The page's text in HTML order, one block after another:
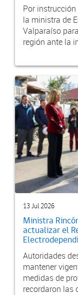
Por
la ministra de
Valparaíso
región ante la
13 Jul 2026
Ministra
actualizar el
Autoridades
mantener
medidas de
recordaron las